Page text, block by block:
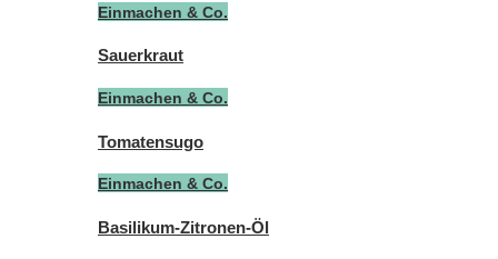
Einmachen & Co.
Sauerkraut
Einmachen & Co.
Tomatensugo
Einmachen & Co.
Basilikum-Zitronen-Öl